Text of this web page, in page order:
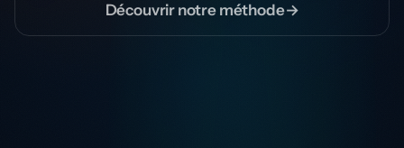
Découvrir notre méthode→